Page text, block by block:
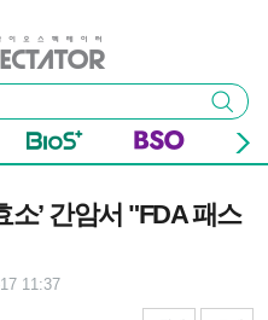
터
검색
소’ 간암서 "FDA 패스
11:37